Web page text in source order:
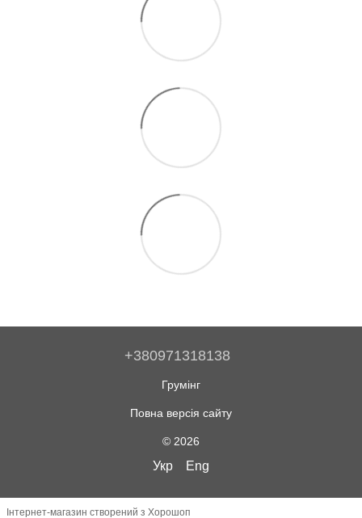
+380971318138
Грумінг
Повна версія сайту
© 2026
Укр Eng
Інтернет-магазин створений з Хорошоп